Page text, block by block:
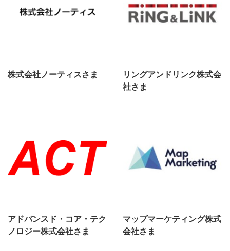
株式会社ノーティスさま
リングアンドリンク株式会
社さま
アドバンスド・コア・テク
ノロジー株式会社さま
マップマーケティング株式
会社さま